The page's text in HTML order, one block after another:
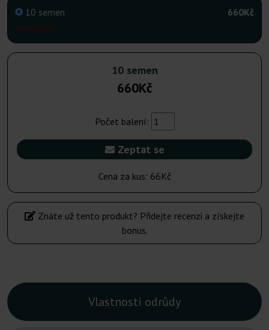
10 semen
Nedostupné
660Kč
10 semen
660Kč
Počet balení:
Zeptat se
Cena za kus: 66Kč
Znáte už tento produkt? Přidejte recenzi a získejte
bonus.
Vlastnosti odrůdy